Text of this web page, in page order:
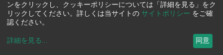
ンをクリックし、クッキーポリシーについては「詳細を見る」をク
リックしてください。詳しくは当サイトの サイトポリシー をご確
認ください。
詳細を見る ... 同意